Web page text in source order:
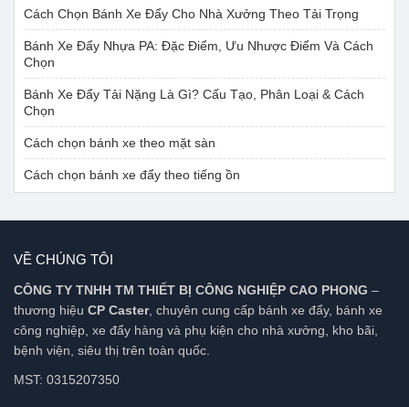
Cách Chọn Bánh Xe Đẩy Cho Nhà Xưởng Theo Tải Trọng
Bánh Xe Đẩy Nhựa PA: Đặc Điểm, Ưu Nhược Điểm Và Cách
Chọn
Bánh Xe Đẩy Tải Nặng Là Gì? Cấu Tạo, Phân Loại & Cách
Chọn
Cách chọn bánh xe theo mặt sàn
Cách chọn bánh xe đẩy theo tiếng ồn
VỀ CHÚNG TÔI
CÔNG TY TNHH TM THIẾT BỊ CÔNG NGHIỆP CAO PHONG –
thương hiệu CP Caster, chuyên cung cấp bánh xe đẩy, bánh xe
công nghiệp, xe đẩy hàng và phụ kiện cho nhà xưởng, kho bãi,
bệnh viện, siêu thị trên toàn quốc.
MST: 0315207350